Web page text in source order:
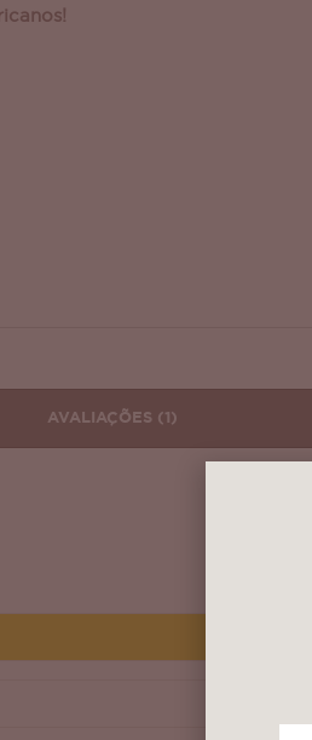
AVALIAÇÕES (1)